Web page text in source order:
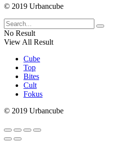
© 2019 Urbancube
No Result
View All Result
Cube
Top
Bites
Cult
Fokus
© 2019 Urbancube